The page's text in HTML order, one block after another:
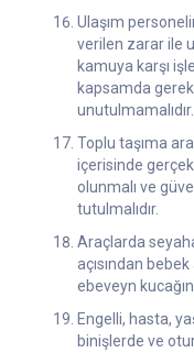
Ulaşım
verilen zarar ile
kamuya karşı
kapsamda
unutulmamalıdır.
Toplu taşıma
içerisinde
olunmalı ve
tutulmalıdır.
Araçlarda
açısından bebek
ebeveyn
Engelli, hasta,
binişlerde ve